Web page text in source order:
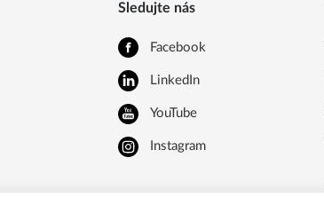
Sledujte nás
Facebook
LinkedIn
YouTube
Instagram